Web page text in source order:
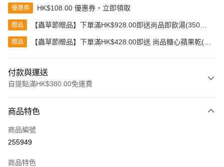
優惠券 HK$108.00 優惠券，立即領取
贈品
【蟲草節贈品】下單滿HK$928.00即送尚品即飲湯(350克)
贈品
【蟲草節贈品】下單滿HK$428.00即送 尚品糖心蘋果乾(80
付款與運送
自提點滿HK$380.00免運費
信用卡
Apple Pay
商品特色
商品編號
255949
商品特色